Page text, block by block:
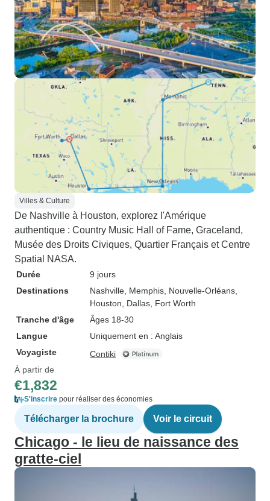
Villes & Culture
De Nashville à Houston, explorez l'Amérique
authentique : Country Music Hall of Fame, Graceland,
Musée des Droits Civiques, Quartier Français et Centre
Spatial NASA.
Durée
9 jours
Destinations
Nashville , Memphis , Nouvelle-Orléans
Houston , Dallas , Fort Worth
Tranche d'âge
Âges 18-30
Langue
Uniquement en : Anglais
Voyagiste
Contiki
À partir de
€1,832
S'inscrire pour réaliser des économies
Télécharger la brochure Voir le circuit
Chicago - le lieu de naissance des
gratte-ciel